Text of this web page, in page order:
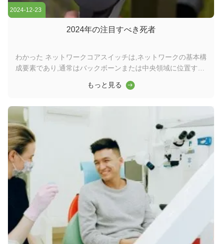
2024-12-23
2024年の注目すべき死者
わかった ネットワークコアスイッチは,ネットワークの基本構
成要素であり,通常はバックボーンまたは中央領域に位置する.
保する上で重要な役割を果たしますワイダーコアスイッチは,
ゲートウェイとして機能し,ルーターを通じてサーバー,インタ
ーネットサービスプロバイダー (ISP) との接続を容易にする.
そして他のスイッチの合計効率的に転送されるトラフィックを
処理するには,コアレイヤスイッチは大きなパワーと容量を持
つ必要があります. そのため,迅速で完全な管理スイッチである
ことが重要です. ...
もっと見る